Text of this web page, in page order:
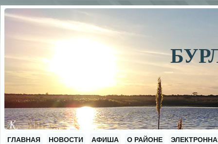
ГЛАВНАЯ НОВОСТИ АФИША О РАЙОНЕ